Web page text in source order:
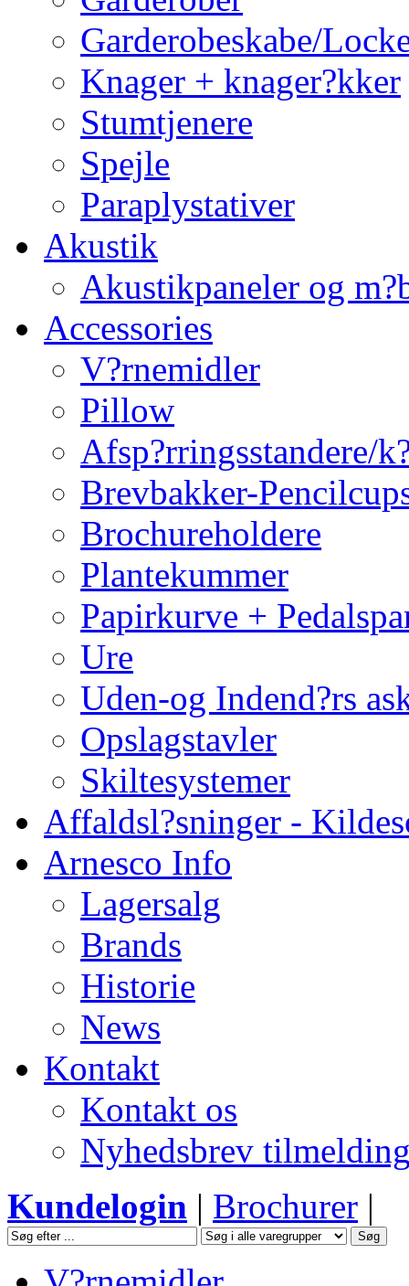
Garderobeskabe/
Knager + knager?kker
Stumtjenere
Spejle
Paraplystativer
Akustik
Akustikpaneler og
Accessories
V?rnemidler
Pillow
Afsp?rringsstandere/
Brevbakker-
Brochureholdere
Plantekummer
Papirkurve +
Ure
Uden-og Indend?rs
Opslagstavler
Skiltesystemer
Affaldsl?sninger -
Arnesco Info
Lagersalg
Brands
Historie
News
Kontakt
Kontakt os
Nyhedsbrev
Kundelogin | Brochurer |